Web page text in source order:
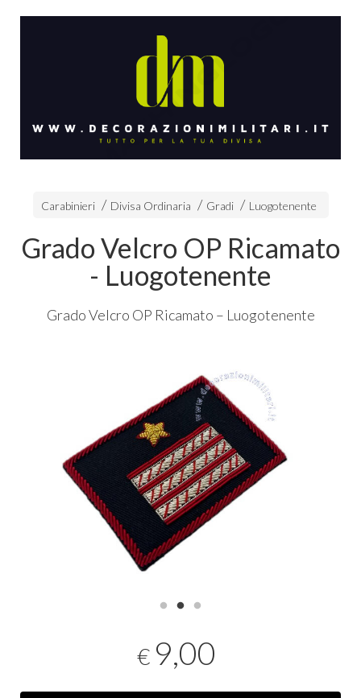
Carabinieri Divisa Ordinaria Gradi Luogotenente
Grado Velcro OP Ricamato
- Luogotenente
Grado Velcro OP Ricamato – Luogotenente
€ 9,00